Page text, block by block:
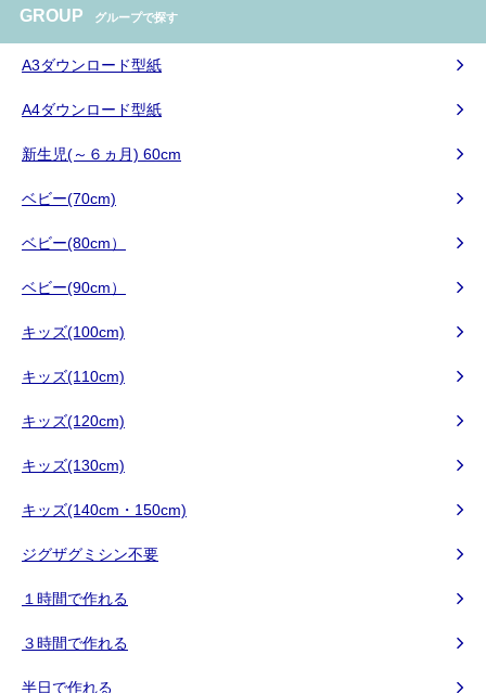
GROUP グループで探す
A3ダウンロード型紙
A4ダウンロード型紙
新生児(～６ヵ月) 60cm
ベビー(70cm)
ベビー(80cm）
ベビー(90cm）
キッズ(100cm)
キッズ(110cm)
キッズ(120cm)
キッズ(130cm)
キッズ(140cm・150cm)
ジグザグミシン不要
１時間で作れる
３時間で作れる
半日で作れる